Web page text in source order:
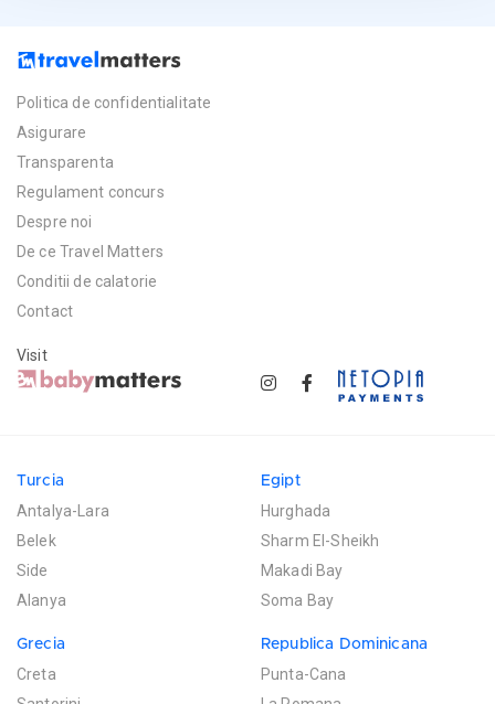
Politica de confidentialitate
Asigurare
Transparenta
Regulament concurs
Despre noi
De ce Travel Matters
Conditii de calatorie
Contact
Visit
Turcia
Antalya-Lara
Belek
Side
Alanya
Egipt
Hurghada
Sharm El-Sheikh
Makadi Bay
Soma Bay
Grecia
Creta
Republica Dominicana
Punta-Cana